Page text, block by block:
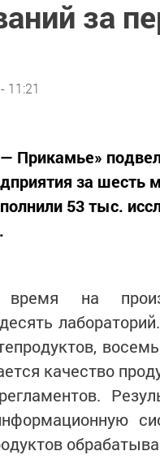
за
11:21
Прикамье»
за шесть
53 тыс.
на
качество